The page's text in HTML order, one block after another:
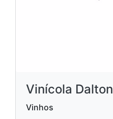
Vinícola Dalton
Vinhos